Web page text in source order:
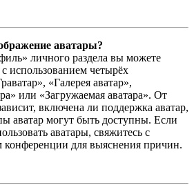
аватары?
личного раздела вы можете
с использованием четырёх
«Галерея аватар»,
или «Загружаемая аватара». От
включена ли поддержка аватар,
аватар могут быть доступны. Если
аватары, свяжитесь с
конференции для выяснения причин.